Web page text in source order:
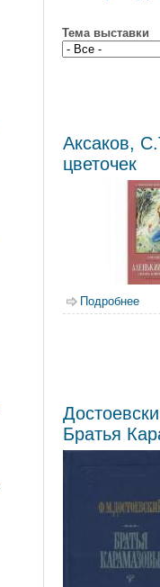
Тема выставки
Аксаков,
цветочек
Подробнее
Братья